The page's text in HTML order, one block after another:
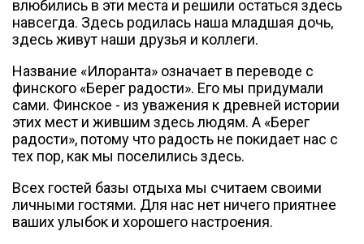
влюбились в эти места и решили остаться здесь
навсегда. Здесь родилась наша младшая дочь,
здесь живут наши друзья и коллеги.
Название «Илоранта» означает в переводе с
финского «Берег радости». Его мы придумали
сами. Финское - из уважения к древней истории
этих мест и жившим здесь людям. А «Берег
радости», потому что радость не покидает нас с
тех пор, как мы поселились здесь.
Всех гостей базы отдыха мы считаем своими
личными гостями. Для нас нет ничего приятнее
ваших улыбок и хорошего настроения.